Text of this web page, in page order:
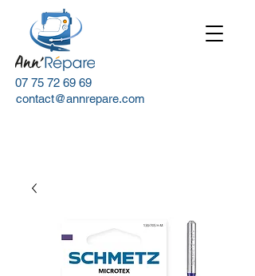
07 75 72 69 69
contact@annrepare.com